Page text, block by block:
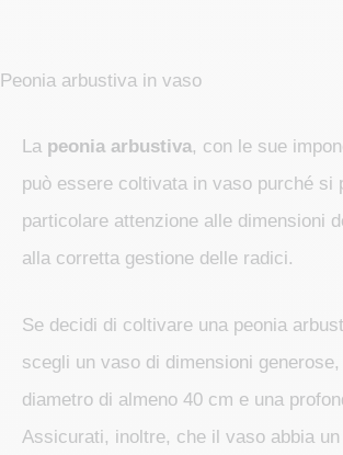
Peonia arbustiva in vaso
La peonia arbustiva, con le sue
può essere coltivata in vaso purché si
particolare attenzione alle dimensioni
alla corretta gestione delle radici.
Se decidi di coltivare una peonia
scegli un vaso di dimensioni
diametro di almeno 40 cm e una
Assicurati, inoltre, che il vaso abbia